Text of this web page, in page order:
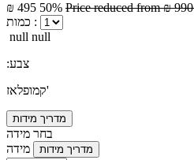
₪ 495 50% Price reduced from₪ 990
כמות :
null null
:צבע
קמופלאז'
מדריך מידות
בחר מידה
מידה
מדריך מידות